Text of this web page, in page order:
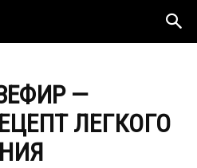
—
ЛЕГКОГО